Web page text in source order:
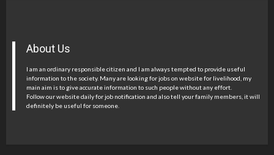
About Us
I am an ordinary responsible citizen and I am always tempted to provide useful
information to the society. Many are looking for jobs on website for livelihood, my
main aim is to give accurate information to such people without any effort.
Follow our website daily for job notification and also tell your family members, it will
definitely be useful for someone.